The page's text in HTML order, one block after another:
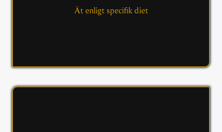
Ät enligt specifik diet